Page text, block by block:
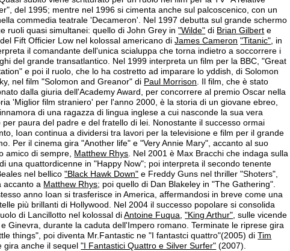
del 1995; mentre nel 1996 si cimenta anche sul palcoscenico, con un
commedia teatrale 'Decameron'. Nel 1997 debutta sul grande schermo
ruoli quasi simultanei: quello di John Grey in"Wilde" di Brian Gilbert e
Fift Officier Low nel kolossal americano diJames Cameron "Titanic" , in
il comandante dell'unica scialuppa che torna indietro a soccorrere i
del grande transatlantico. Nel 1999 interpreta un film per la BBC, "Great
e poi il ruolo, che lo ha costretto ad imparare lo yddish, di Solomon
nel film "Solomon and Greanor" di Paul Morrison . Il film, che è stato
dalla giuria dell'Academy Award, per concorrere al premio Oscar nella
'Miglior film straniero' per l'anno 2000, è la storia di un giovane ebreo,
di una ragazza di lingua inglese a cui nasconde la sua vera
per paura del padre e del fratello di lei. Nonostante il successo ormai
Ioan continua a dividersi tra lavori per la televisione e film per il grande
Per il cinema gira "Another life" e "Very Annie Mary", accanto al suo
amico di sempre, Matthew Rhys . Nel 2001 è Max Bracchi che indaga sulla
una quattordicenne in "Happy Now"; poi interpreta il secondo tenente
nel bellico"Black Hawk Down" e Freddy Guns nel thriller "Shoters",
accanto a Matthew Rhys; poi quello di Dan Blakeley in "The Gathering".
anno Ioan si trasferisce in America, affermandosi in breve come una
più brillanti di Hollywood. Nel 2004 il successo popolare si consolida
di Lancillotto nel kolossal diAntoine Fuqua ,"King Arthur" , sulle vicende
e Ginevra, durante la caduta dell'Impero romano. Terminate le riprese gira
things", poi diventa Mr.Fantastic ne "I fantastci quattro"(2005) diTim
gira anche il sequel"I Fantastici Quattro e Silver Surfer" (2007).